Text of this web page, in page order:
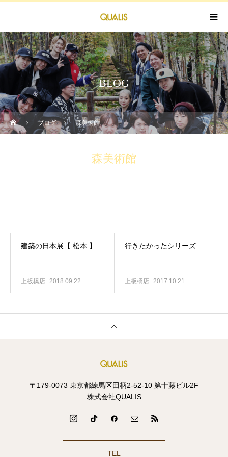
BLOG
ブログ 森美術館
森美術館
建築の日本展【 松本 】
上板橋店 2018.09.22
行きたかったシリーズ
上板橋店 2017.10.21
〒179-0073 東京都練馬区田柄2-52-10 第十藤ビル2F
株式会社QUALIS
TEL